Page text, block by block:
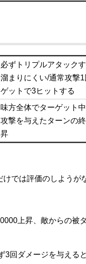
必ずトリプルアタック
溜まりにくい/通常攻撃
ゲットで3ヒットする
味方全体でターゲット
攻撃を与えたターンの
昇
では評価のしようが
上昇、敵からの被
回ダメージを与える